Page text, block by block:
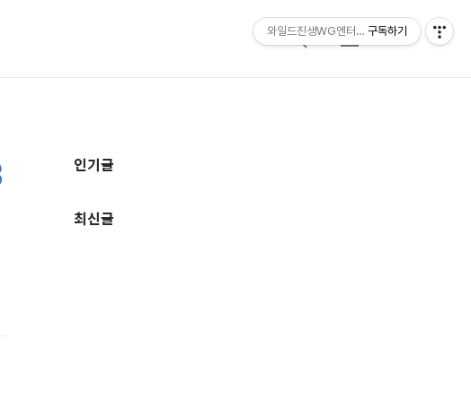
검
메
추
정
인기글
최신글
와일드진생WG엔터테인먼트
구독하기